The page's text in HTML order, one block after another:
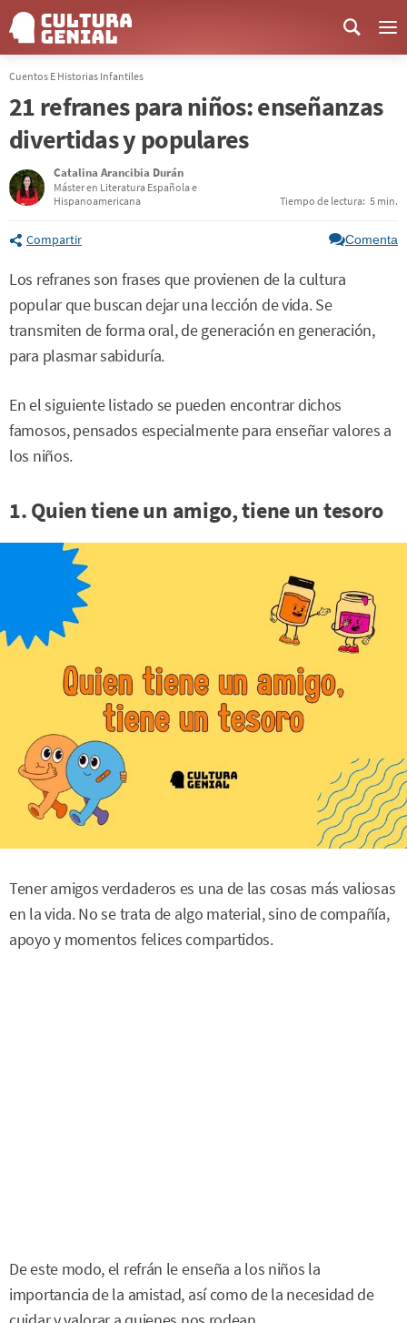
Cuentos E Historias Infantiles
21 refranes para niños: enseñanzas
divertidas y populares
Catalina Arancibia Durán
Máster en Literatura Española e
Hispanoamericana
Tiempo de lectura: 5 min.
Compartir Comenta
Los refranes son frases que provienen de la cultura
popular que buscan dejar una lección de vida. Se
transmiten de forma oral, de generación en generación,
para plasmar sabiduría.
En el siguiente listado se pueden encontrar dichos
famosos, pensados especialmente para enseñar valores a
los niños.
1. Quien tiene un amigo, tiene un tesoro
Tener amigos verdaderos es una de las cosas más valiosas
en la vida. No se trata de algo material, sino de compañía,
apoyo y momentos felices compartidos.
De este modo, el refrán le enseña a los niños la
importancia de la amistad, así como de la necesidad de